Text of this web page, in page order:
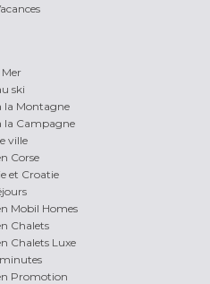
Mer
ski
la Montagne
la Campagne
ville
Corse
et Croatie
Mobil Homes
Chalets
Chalets Luxe
Promotion